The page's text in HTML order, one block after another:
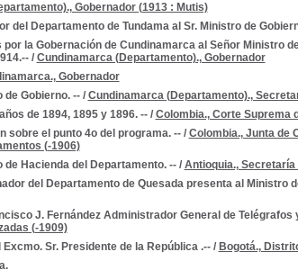
Gobernador (1913 : Mutis)
del Departamento de Tundama al Sr. Ministro de
por la Gobernación de Cundinamarca al Señor Ministro
/ Cundinamarca (Departamento)., Gobernador
Gobernador
de Gobierno. --/ Cundinamarca (Departamento).,
de 1894, 1895 y 1896. --/ Colombia., Corte Suprema
sobre el punto 4o del programa. --/ Colombia., Junta de
(-1906)
de Hacienda del Departamento. --/ Antioquia., Secretaría
del Departamento de Quesada presenta al Ministro
J. Fernández Administrador General de Telégrafos
(-1909)
Sr. Presidente de la República .--/ Bogotá.,